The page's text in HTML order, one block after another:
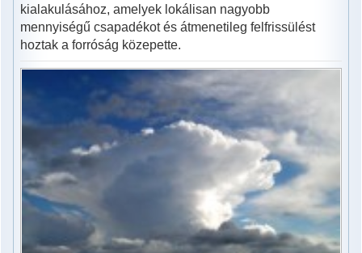
kialakulásához, amelyek lokálisan nagyobb
mennyiségű csapadékot és átmenetileg felfrissülést
hoztak a forróság közepette.